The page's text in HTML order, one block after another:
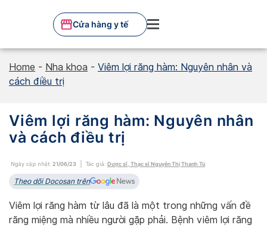
Cửa hàng y tế
Home - Nha khoa - Viêm lợi răng hàm: Nguyên nhân và
cách điều trị
Viêm lợi răng hàm: Nguyên nhân
và cách điều trị
Ngày cập nhật: 21/06/23 Tác giả: Dược sĩ, Thạc sĩ Nguyễn Thị Thanh Tú
Theo dõi Docosan trên
Viêm lợi răng hàm từ lâu đã là một trong những vấn đề
răng miệng mà nhiều người gặp phải. Bệnh viêm lợi răng